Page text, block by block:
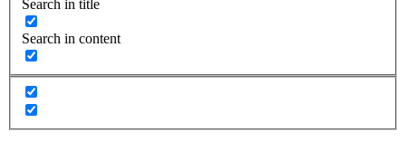
Search in title
Search in content